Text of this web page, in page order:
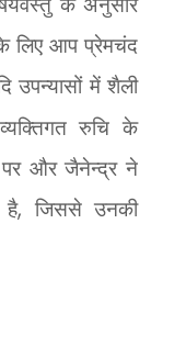
के लिए आप प्रेमचंद
उपन्यासों में शैली
रुचि के
और जैनेन्द्र ने
है, जिससे उनकी